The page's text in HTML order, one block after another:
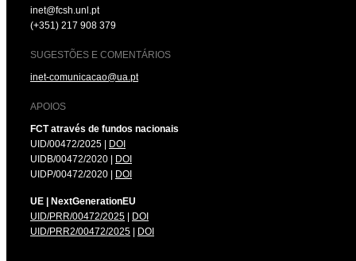
inet@fcsh.unl.pt
(+351) 217 908 379
SUGESTÕES E COMENTÁRIOS
inet-comunicacao@ua.pt
APOIOS
FCT através de fundos nacionais
UID/00472/2025 |
DOI
UIDB/00472/2020 |
DOI
UIDP/00472/2020 |
DOI
UE | NextGenerationEU
UID/PRR/00472/2025
DOI
UID/PRR2/00472/2025
DOI